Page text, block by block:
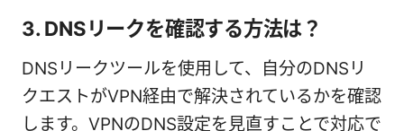
3. DNSリークを確認する方法は？
DNSリークツールを使用して、自分のDNSリ
クエストがVPN経由で解決されているかを確認
します。VPNのDNS設定を見直すことで対応で